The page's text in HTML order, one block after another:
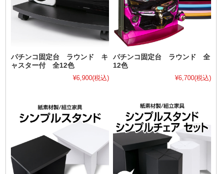
パチンコ固定台 ラウンド キ
ャスター付 全12色
¥6,900(税込)
パチンコ固定台 ラウンド 全
12色
¥6,700(税込)